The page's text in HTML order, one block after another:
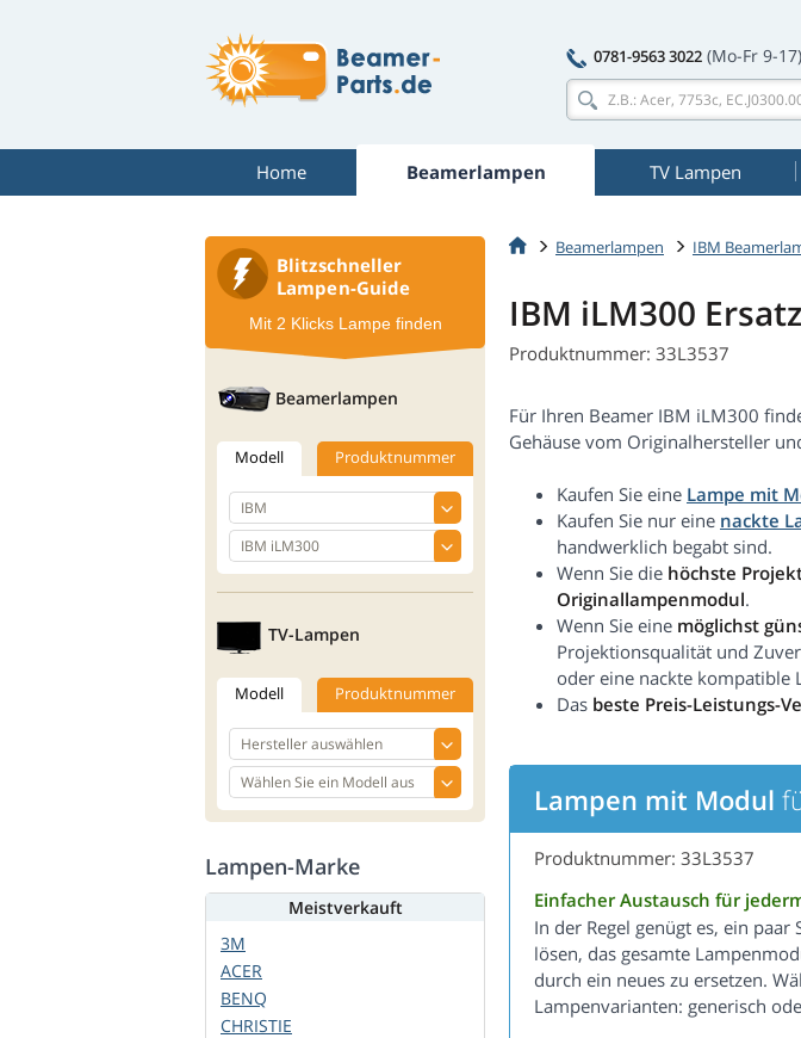
0781-9563 3022 (Mo-Fr 9-17)
Home Beamerlampen TV Lampen
Beamerlampen IBM
IBM iLM300
Produktnummer: 33L3537
Für Ihren Beamer IBM iLM300
Gehäuse vom Originalhersteller
Kaufen Sie eine Lampe mit
Kaufen Sie nur eine nackte
handwerklich begabt sind.
Wenn Sie die höchste
Originallampenmodul.
Wenn Sie eine möglichst
Projektionsqualität und
oder eine nackte kompatible
Das beste Preis-Leistungs-
Lampen mit Modul
Produktnummer: 33L3537
Einfacher Austausch für
In der Regel genügt es, ein
lösen, das gesamte
durch ein neues zu ersetzen.
Lampenvarianten: generisch
Blitzschneller
Lampen-Guide
Mit 2 Klicks Lampe finden
Beamerlampen
Modell Produktnummer
TV-Lampen
Modell Produktnummer
Lampen-Marke
Meistverkauft
3M
ACER
BENQ
CHRISTIE